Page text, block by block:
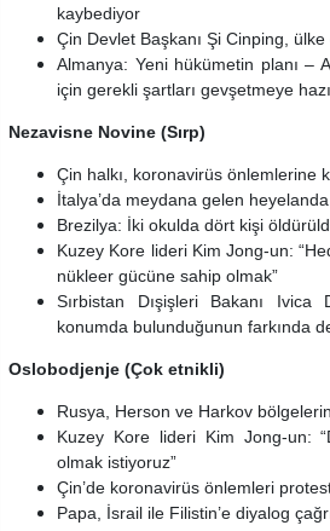
kaybediyor
Çin Devlet Başkanı Şi Cinping,
Almanya: Yeni hükümetin planı –
için gerekli şartları gevşetmeye
Nezavisne Novine (Sırp)
Çin halkı, koronavirüs önlemlerine
İtalya’da meydana gelen
Brezilya: İki okulda dört kişi
Kuzey Kore lideri Kim Jong-un:
nükleer gücüne sahip olmak”
Sırbistan Dışişleri Bakanı Ivica
konumda bulunduğunun farkında
Oslobodjenje (Çok etnikli)
Rusya, Herson ve Harkov
Kuzey Kore lideri Kim Jong-un:
olmak istiyoruz”
Çin’de koronavirüs önlemleri
Papa, İsrail ile Filistin’e diyalog